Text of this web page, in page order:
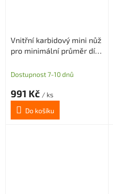
Vnitřní karbidový mini nůž
pro minimální průměr díry
Dostupnost 7-10 dnů
991 Kč / ks
Do košíku